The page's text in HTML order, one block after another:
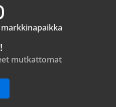
mutkattomat